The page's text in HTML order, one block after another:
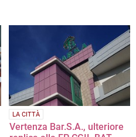
LA CITTÀ
Vertenza Bar.S.A., ulteriore